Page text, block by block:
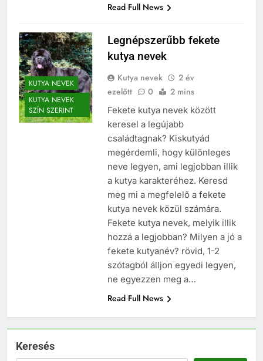
Read Full News
KUTYA NEVEK
KUTYA NEVEK
SZÍN SZERINT
Legnépszerűbb fekete
kutya nevek
Kutya nevek
2 év
ezelőtt
0 2 mins
Fekete kutya nevek között
keresel a legújabb
családtagnak? Kiskutyád
megérdemli, hogy különleges
neve legyen, ami legjobban illik
a kutya karakteréhez. Keresd
meg mi a megfelelő a fekete
kutya nevek közül számára.
Fekete kutya nevek, melyik illik
hozzá a legjobban? Milyen a jó a
fekete kutyanév? rövid, 1-2
szótagból álljon egyedi legyen,
ne egyezzen meg a…
Read Full News
Keresés